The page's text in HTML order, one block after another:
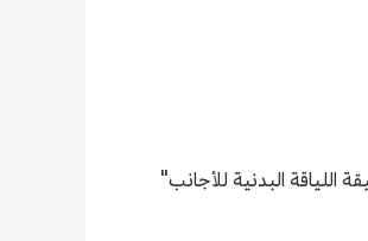
عامًا تقديم "شهادة المصادقة على وثيقة اللياقة البدنية للأجانب"